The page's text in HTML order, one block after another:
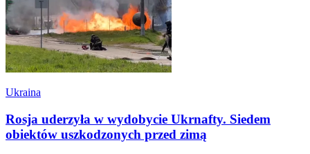
Ukraina
Rosja uderzyła w wydobycie Ukrnafty. Siedem
obiektów uszkodzonych przed zimą